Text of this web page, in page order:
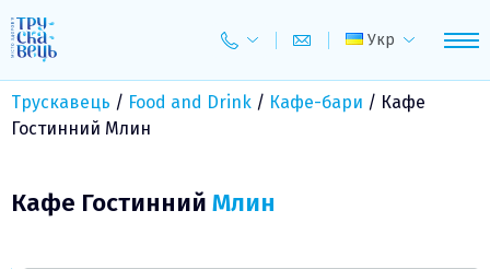
to
content
Укр
Трускавець / Food and Drink / Кафе-бари / Кафе
Гостинний Млин
Кафе Гостинний Млин